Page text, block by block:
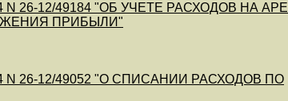
N 26-12/49184 "ОБ УЧЕТЕ РАСХОДОВ НА
ПРИБЫЛИ"
N 26-12/49052 "О СПИСАНИИ РАСХОДОВ ПО